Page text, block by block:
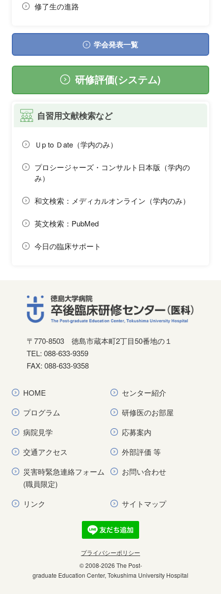
修了生の進路
学会発表一覧
研修評価(システム)
自習用文献検索など
Ｕp to Ｄate（学内のみ）
プロシージャーズ・コンサルト日本版（学内の
み）
和文検索：メディカルオンライン（学内のみ）
英文検索：PubMed
今日の臨床サポート
〒770-8503
徳島市蔵本町2丁目50番地の１
TEL: 088-633-9359
FAX: 088-633-9358
HOME
センター紹介
プログラム
研修医のお部屋
病院見学
応募案内
交通アクセス
外部評価 等
災害時緊急連絡フォーム
(職員限定)
お問い合わせ
リンク サイトマップ
プライバシーポリシー
© 2008-2026 The Post-
graduate Education Center, Tokushima University Hospital